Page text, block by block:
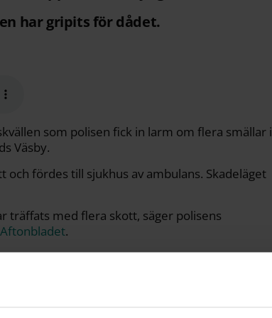
har gripits för dådet.
som polisen fick in larm om flera smällar i
Väsby.
och fördes till sjukhus av ambulans. Skadeläget
träffats med flera skott, säger polisens
Aftonbladet.
insats i norra Stockholm i jakten efter
spärrades av för en